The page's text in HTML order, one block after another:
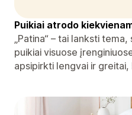
Puikiai atrodo
„Patina“ – tai lanksti
puikiai visuose
apsipirkti lengvai ir